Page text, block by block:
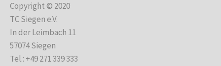
Copyright © 2020
TC Siegen e.V.
In der Leimbach 11
57074 Siegen
Tel.: +49 271 339 333